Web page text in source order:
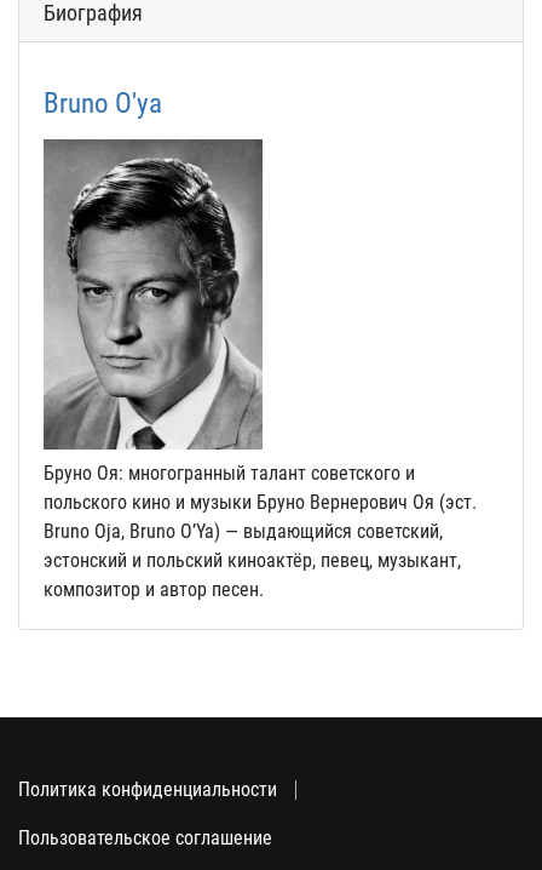
Биография
Bruno O'ya
Бруно Оя: многогранный талант советского и
польского кино и музыки Бруно Вернерович Оя (эст.
Bruno Oja, Bruno O’Ya) — выдающийся советский,
эстонский и польский киноактёр, певец, музыкант,
композитор и автор песен.
Политика конфиденциальности
Пользовательское соглашение